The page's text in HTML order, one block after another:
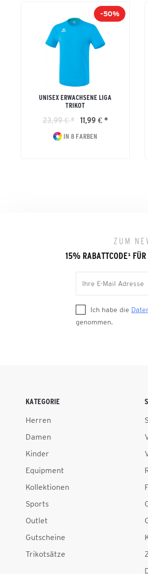
-50%
UNISEX ERWACHSENE LIGA
TRIKOT
23,99 € * 11,99 € *
IN 8 FARBEN
ZUM
15% RABATTCODE¹FÜR
Ich habe die
genommen.
KATEGORIE
Herren
Damen
Kinder
Equipment
Kollektionen
Sports
Outlet
Gutscheine
Trikotsätze